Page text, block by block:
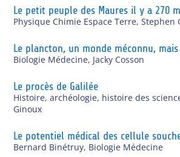
Le petit peuple des Maures il y a 270
Physique Chimie Espace Terre,Stephen
Le plancton, un monde méconnu,
Biologie Médecine, Jacky Cosson
Le procès de Galilée
Histoire, archéologie, histoire des
Ginoux
Le potentiel médical des cellule
Bernard Binétruy, Biologie Médecine